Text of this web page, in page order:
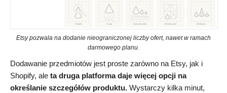
Etsy pozwala na dodanie nieograniczonej liczby ofert, nawet w ramach
darmowego planu.
Dodawanie przedmiotów jest proste zarówno na Etsy, jak i
Shopify, ale ta druga platforma daje więcej opcji na
określanie szczegółów produktu. Wystarczy kilka minut,